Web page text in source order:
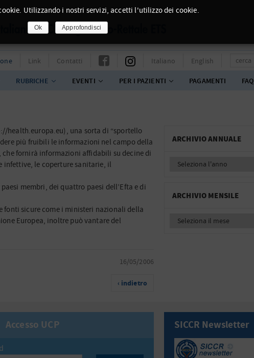
Link Contatti Italiano English
RUBRICHE EVENTI PER I PAZIENTI PAGAMENTI FAQ
health.europa.eu), una sorta di “sportello
più fruibili le informazioni nel campo della
che fornirà informazioni affidabili su decine di
infettive, le coperture sanitarie, il
membri, dei quattro paesi dell’Efta e di
fonti sicure come i ministeri nazionali della
Europea, inoltre può vantare del
16/05/2006
‹ indietro
ARCHIVIO ANNUALE
ARCHIVIO MENSILE
Accesso UCP SICCR Newsletter
Utilizzando i nostri servizi, accetti l'utilizzo dei cookie.
Ok Approfondisci